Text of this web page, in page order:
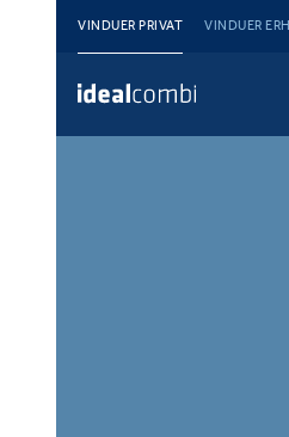
VINDUER PRIVAT VINDUER